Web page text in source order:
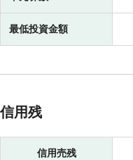
最低投資金額
信用残
信用売残